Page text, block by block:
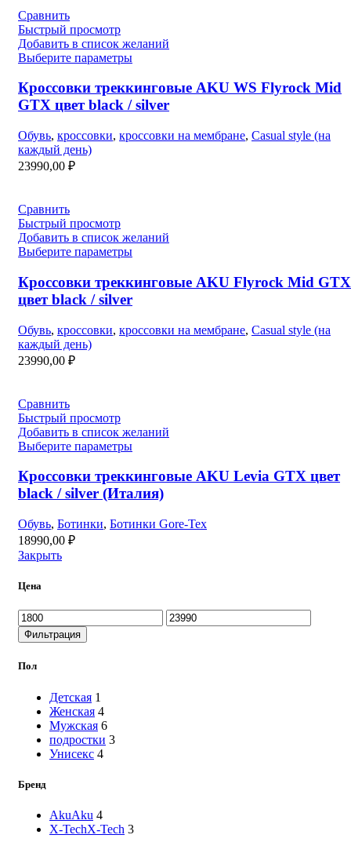
Закрыть
Цена
Минимальная
цена
Максимальная
цена
Фильтрация
Пол
Детская 1
Женская 4
Мужская 6
подростки 3
Унисекс 4
Бренд
AkuAku 4
X-TechX-Tech 3
Сравнить
Быстрый просмотр
Добавить в список желаний
Выберите параметры
Кроссовки треккинговые AKU WS Flyrock Mid
GTX цвет black / silver
Обувь, кроссовки, кроссовки на мембране, Casual style (на
каждый день)
23990,00 ₽
Сравнить
Быстрый просмотр
Добавить в список желаний
Выберите параметры
Кроссовки треккинговые AKU Flyrock Mid GTX
цвет black / silver
Обувь, кроссовки, кроссовки на мембране, Casual style (на
каждый день)
23990,00 ₽
Сравнить
Быстрый просмотр
Добавить в список желаний
Выберите параметры
Кроссовки треккинговые AKU Levia GTX цвет
black / silver (Италия)
Обувь, Ботинки, Ботинки Gore-Tex
18990,00 ₽